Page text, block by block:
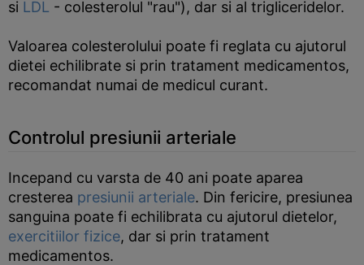
si LDL - colesterolul "rau"), dar si al trigliceridelor.
Valoarea colesterolului poate fi reglata cu ajutorul
dietei echilibrate si prin tratament medicamentos,
recomandat numai de medicul curant.
Controlul presiunii arteriale
Incepand cu varsta de 40 ani poate aparea
cresterea presiunii arteriale. Din fericire, presiunea
sanguina poate fi echilibrata cu ajutorul dietelor,
exercitiilor fizice, dar si prin tratament
medicamentos.